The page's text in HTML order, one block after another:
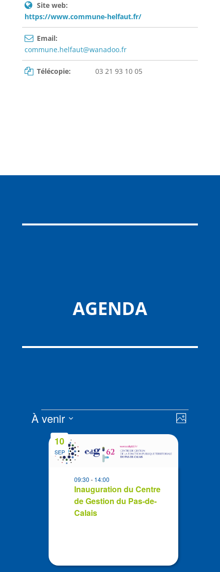
Site web:
https://www.commune-helfaut.fr/
Email:
commune.helfaut@wanadoo.fr
Télécopie: 03 21 93 10 05
AGENDA
Évènements de
Photo
À venir
Sélectionnez
List
events
SEP
10
Inauguration du Centre
de Gestion du Pas-de-
Calais
09:30- 14:00